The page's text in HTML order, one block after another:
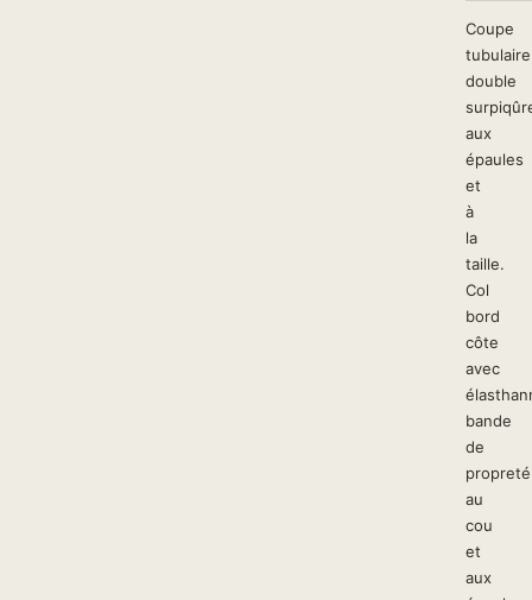
Coupe
double
aux
épaules
et
à
la
taille.
Col
bord
côte
avec
bande
de
propreté
au
cou
et
aux